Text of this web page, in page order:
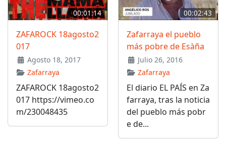
00:01:14
ZAFAROCK 18agosto2
017
Agosto 18, 2017
Zafarraya
ZAFAROCK 18agosto2
017 https://vimeo.co
m/230048435
00:02:43
Zafarraya el pueblo
más pobre de Esàña
Julio 26, 2016
Zafarraya
El diario EL PAÍS en Za
farraya, tras la noticia
del pueblo más pobr
e de...